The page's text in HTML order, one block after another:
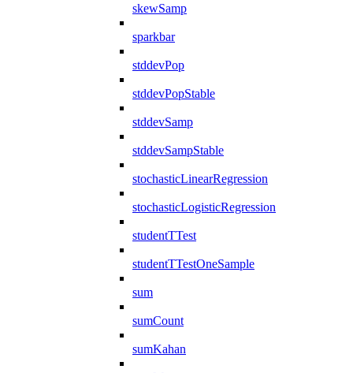
skewSamp
sparkbar
stddevPop
stddevPopStable
stddevSamp
stddevSampStable
stochasticLinearRegression
stochasticLogisticRegression
studentTTest
studentTTestOneSample
sum
sumCount
sumKahan